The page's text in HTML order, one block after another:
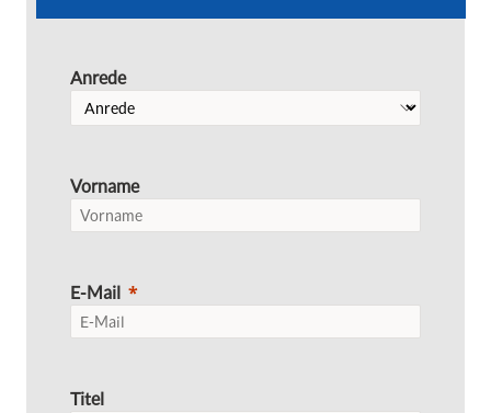
Anrede
Vorname
E-Mail
Titel